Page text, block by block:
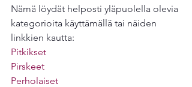
Nämä löydät helposti yläpuolella olevia
kategorioita käyttämällä tai näiden
linkkien kautta:
Pitkikset
Pirskeet
Perholaiset